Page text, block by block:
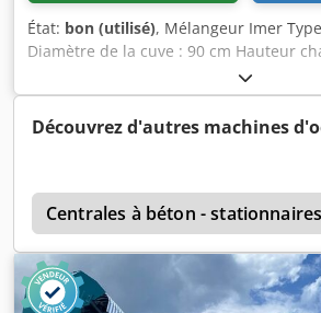
État: bon (utilisé), Mélangeur Imer
Diamètre de la cuve : 90 cm Hauteur
Dcedpfx Akeq Eh Huetjk Courant : 400 V
Découvrez d'autres machines
Centrales à béton - stationnaires